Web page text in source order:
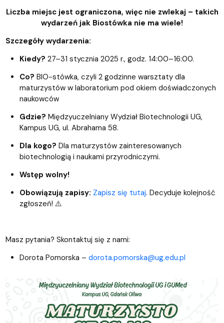
Liczba miejsc jest ograniczona, więc nie zwlekaj – takich
wydarzeń jak Biostówka nie ma wiele!
Szczegóły wydarzenia:
Kiedy? 27–31 stycznia 2025 r., godz. 14:00–16:00.
Co? BIO-stówka, czyli 2 godzinne warsztaty dla
maturzystów w laboratorium pod okiem doświadczonych
naukowców
Gdzie? Międzyuczelniany Wydział Biotechnologii UG,
Kampus UG, ul. Abrahama 58.
Dla kogo? Dla maturzystów zainteresowanych
biotechnologią i naukami przyrodniczymi.
Wstęp wolny!
Obowiązują zapisy: Zapisz się tutaj. Decyduje kolejność
zgłoszeń! ⚠️
Masz pytania? Skontaktuj się z nami:
Dorota Pomorska – dorota.pomorska@ug.edu.pl